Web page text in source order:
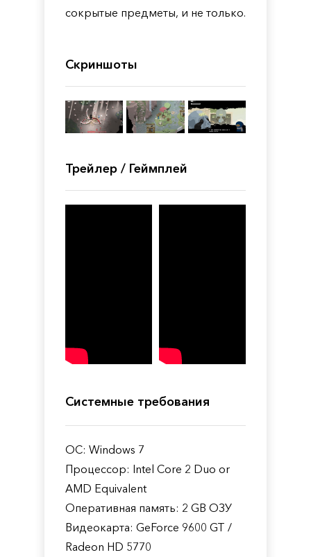
сокрытые предметы, и не только.
Скриншоты
Трейлер / Геймплей
Системные требования
ОС: Windows 7
Процессор: Intel Core 2 Duo or
AMD Equivalent
Оперативная память: 2 GB ОЗУ
Видеокарта: GeForce 9600 GT /
Radeon HD 5770